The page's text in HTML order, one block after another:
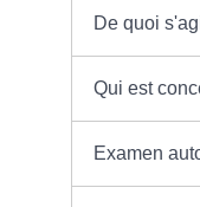
De quoi
Qui est
Examen